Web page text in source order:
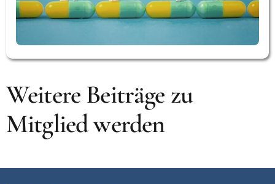
Weitere Beiträge zu
Mitglied werden